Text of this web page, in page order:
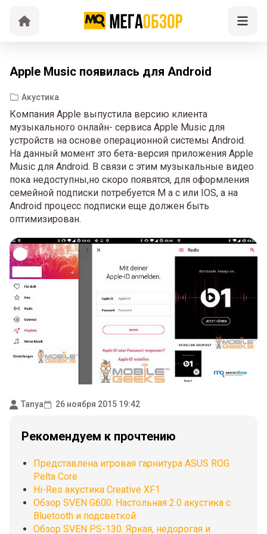
Apple Music появилась для Android
Акустика
Компания Apple выпустила версию клиента
музыкального онлайн- сервиса Apple Music для
устройств на основе операционной системы Android.
На данный момент это бета-версия приложения Apple
Music для Android. В связи с этим музыкальные видео
пока недоступны,но скоро появятся, для оформления
семейной подписки потребуется М а с или IOS, а на
Android процесс подписки еще должен быть
оптимизирован.
Tanya 26 ноября 2015 19:42
Рекомендуем к прочтению
Представлена игровая гарнитура ASUS ROG
Pelta Core
Hi-Res акустика Creative XF1
Обзор SVEN G600. Настольная 2.0 акустика с
Bluetooth и подсветкой
Обзор SVEN PS-130. Яркая, недорогая и